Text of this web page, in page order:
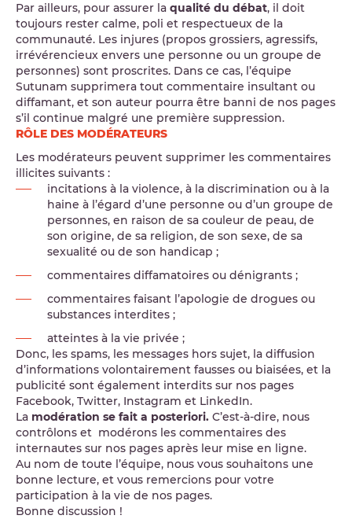
Par ailleurs, pour assurer la qualité du débat, il doit
toujours rester calme, poli et respectueux de la
communauté. Les injures (propos grossiers, agressifs,
irrévérencieux envers une personne ou un groupe de
personnes) sont proscrites. Dans ce cas, l’équipe
Sutunam supprimera tout commentaire insultant ou
diffamant, et son auteur pourra être banni de nos pages
s’il continue malgré une première suppression.
RÔLE DES MODÉRATEURS
Les modérateurs peuvent supprimer les commentaires
illicites suivants :
incitations à la violence, à la discrimination ou à la
haine à l’égard d’une personne ou d’un groupe de
personnes, en raison de sa couleur de peau, de
son origine, de sa religion, de son sexe, de sa
sexualité ou de son handicap ;
commentaires diffamatoires ou dénigrants ;
commentaires faisant l’apologie de drogues ou
substances interdites ;
atteintes à la vie privée ;
Donc, les spams, les messages hors sujet, la diffusion
d’informations volontairement fausses ou biaisées, et la
publicité sont également interdits sur nos pages
Facebook, Twitter, Instagram et LinkedIn.
La modération se fait a posteriori. C’est-à-dire, nous
contrôlons et modérons les commentaires des
internautes sur nos pages après leur mise en ligne.
Au nom de toute l’équipe, nous vous souhaitons une
bonne lecture, et vous remercions pour votre
participation à la vie de nos pages.
Bonne discussion !